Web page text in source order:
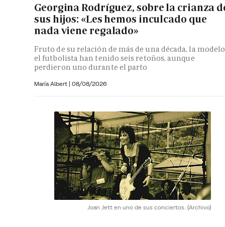
Georgina Rodríguez, sobre la crianza
sus hijos: «Les hemos inculcado que
nada viene regalado»
Fruto de su relación de más de una década, la
el futbolista han tenido seis retoños, aunque
perdieron uno durante el parto
María Albert | 08/08/2026
Joan Jett en uno de sus conciertos. (Archivo)